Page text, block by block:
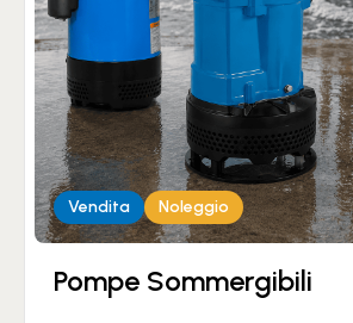
Vendita Noleggio
Pompe Sommergibili